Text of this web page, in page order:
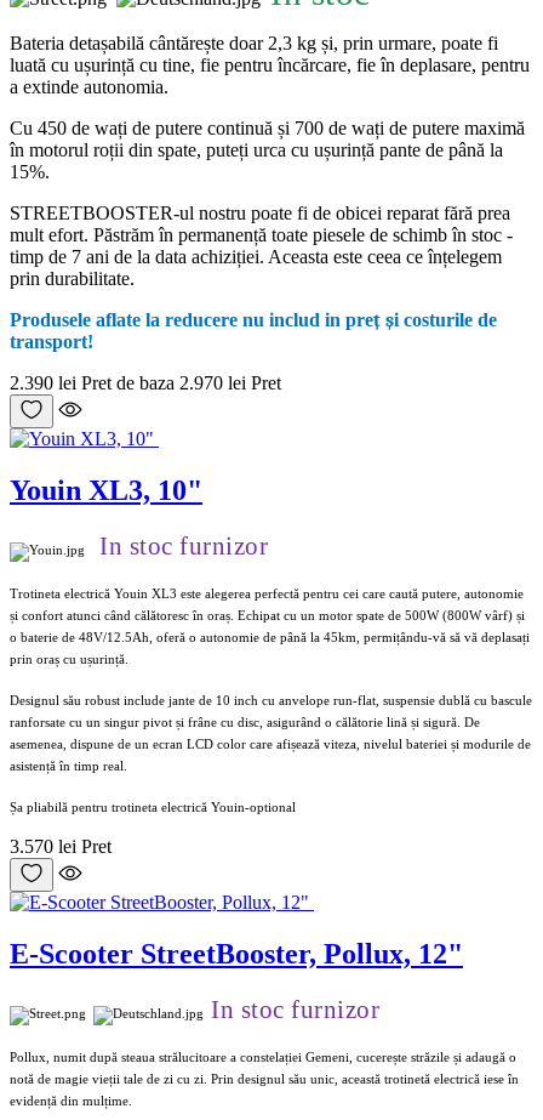
Bateria detașabilă cântărește doar 2,3 kg și, prin urmare, poate fi
luată cu ușurință cu tine, fie pentru încărcare, fie în deplasare, pentru
a extinde autonomia.
Cu 450 de wați de putere continuă și 700 de wați de putere maximă
în motorul roții din spate, puteți urca cu ușurință pante de până la
15%.
STREETBOOSTER-ul nostru poate fi de obicei reparat fără prea
mult efort. Păstrăm în permanență toate piesele de schimb în stoc -
timp de 7 ani de la data achiziției. Aceasta este ceea ce înțelegem
prin durabilitate.
Produsele aflate la reducere nu includ in preț și costurile de
transport!
2.390 lei Pret de baza 2.970 lei Pret
Youin XL3, 10"
In stoc furnizor
Trotineta electrică Youin XL3 este alegerea perfectă pentru cei care caută putere, autonomie
și confort atunci când călătoresc în oraș. Echipat cu un motor spate de 500W (800W vârf) și
o baterie de 48V/12.5Ah, oferă o autonomie de până la 45km, permițându-vă să vă deplasați
prin oraș cu ușurință.
Designul său robust include jante de 10 inch cu anvelope run-flat, suspensie dublă cu bascule
ranforsate cu un singur pivot și frâne cu disc, asigurând o călătorie lină și sigură. De
asemenea, dispune de un ecran LCD color care afișează viteza, nivelul bateriei și modurile de
asistență în timp real.
Șa pliabilă pentru trotineta electrică Youin-optional
3.570 lei Pret
E-Scooter StreetBooster, Pollux, 12"
In stoc furnizor
Pollux, numit după steaua strălucitoare a constelației Gemeni, cucerește străzile și adaugă o
notă de magie vieții tale de zi cu zi. Prin designul său unic, această trotinetă electrică iese în
evidență din mulțime.